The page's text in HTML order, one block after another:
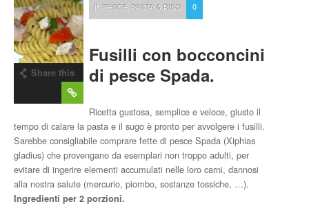
Share this
IL PESCE, PASTA & RISO 0
Fusilli con bocconcini
di pesce Spada.
Ricetta gustosa, semplice e veloce, giusto il
tempo di calare la pasta e il sugo è pronto per avvolgere i fusilli.
Sarebbe consigliabile comprare fette di pesce Spada (Xiphias
gladius) che provengano da esemplari non troppo adulti, per
evitare di ingerire elementi accumulati nelle loro carni, dannosi
alla nostra salute (mercurio, piombo, sostanze tossiche, …).
Ingredienti per 2 porzioni.